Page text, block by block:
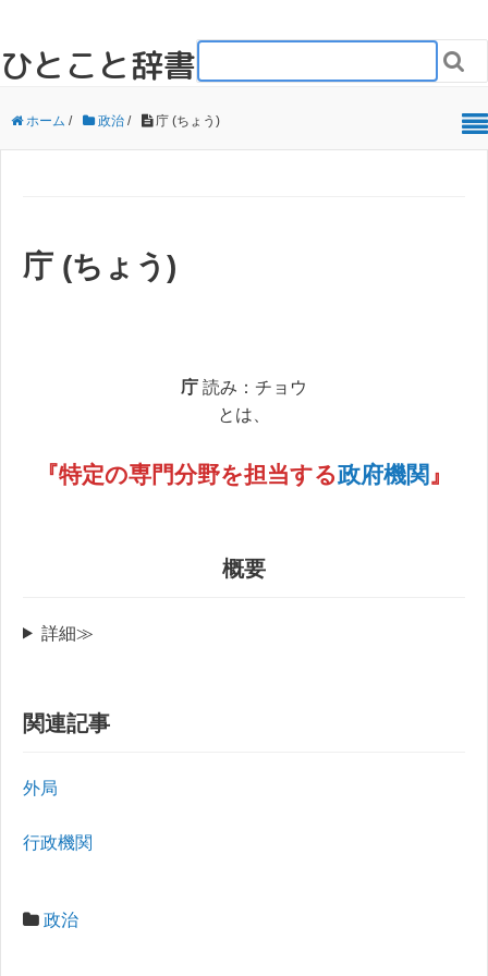
ひとこと辞書 
ホーム / 政治 / 庁 (ちょう)
庁 (ちょう)
庁 読み：チョウ
とは、
『特定の専門分野を担当する政府機関 』
概要
詳細≫
関連記事
外局
行政機関
政治